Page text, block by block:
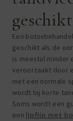
Een
geschikt als de
is meestal minder
veroorzaakt door
met een normale
wordt bij korte
Soms wordt een
een lipflip met